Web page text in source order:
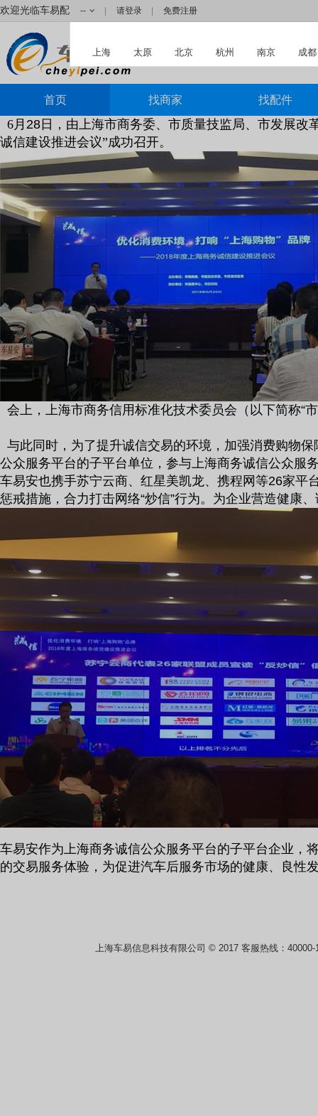
上海 太原 北京 杭州 南京 成都
欢迎光临车易配 -- 请登录 免费注册
车易安云供应链平台
首页 找商家 找配件
6月 28 日，由上海市商务委、市质量技监局、市发展改
诚信建设推进会议”成功召开。
会上， 上海市商务信用标准化技术委员会（以下简称“
与此同时，为了提升诚信交易的环境，加强消费购物
公众服务平台的子平台单位，参与上海商务诚信公众服
车易安也携手苏宁云商、红星美凯龙、携程网等26家平
惩戒措施，合力打击网络“炒信”行为。 为企业营造健康
车易安作为上海商务诚信公众服务平台的子平台企业，
的交易服务体验，为促进汽车后服务市场的健康、良性
上海车易信息科技有限公司 © 2017 客服热线：